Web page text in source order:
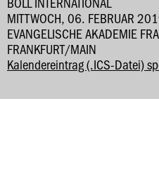
MITTWOCH, 06. FEBRUAR
EVANGELISCHE AKADEMIE
FRANKFURT/MAIN
Kalendereintrag (.ICS-Datei)